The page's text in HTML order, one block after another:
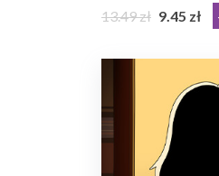
13.49 zł 9.45 zł